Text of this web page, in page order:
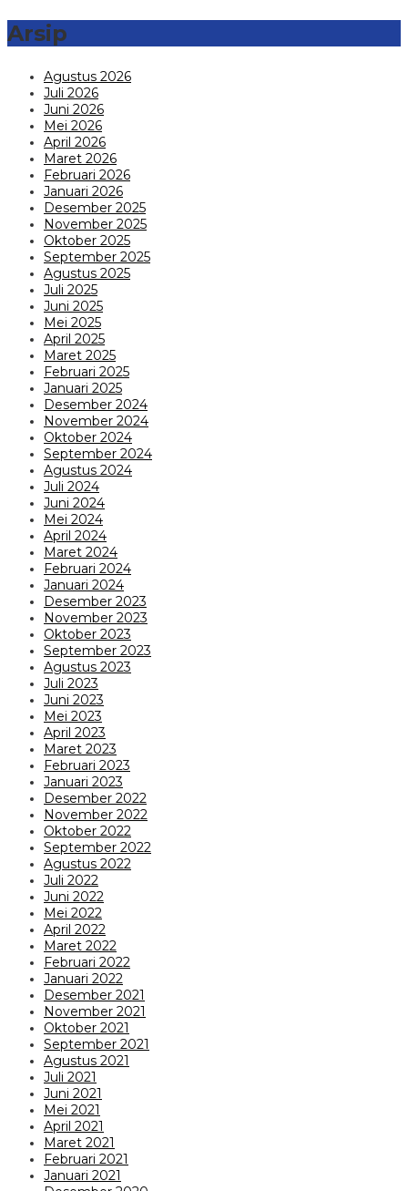
Arsip
Agustus 2026
Juli 2026
Juni 2026
Mei 2026
April 2026
Maret 2026
Februari 2026
Januari 2026
Desember 2025
November 2025
Oktober 2025
September 2025
Agustus 2025
Juli 2025
Juni 2025
Mei 2025
April 2025
Maret 2025
Februari 2025
Januari 2025
Desember 2024
November 2024
Oktober 2024
September 2024
Agustus 2024
Juli 2024
Juni 2024
Mei 2024
April 2024
Maret 2024
Februari 2024
Januari 2024
Desember 2023
November 2023
Oktober 2023
September 2023
Agustus 2023
Juli 2023
Juni 2023
Mei 2023
April 2023
Maret 2023
Februari 2023
Januari 2023
Desember 2022
November 2022
Oktober 2022
September 2022
Agustus 2022
Juli 2022
Juni 2022
Mei 2022
April 2022
Maret 2022
Februari 2022
Januari 2022
Desember 2021
November 2021
Oktober 2021
September 2021
Agustus 2021
Juli 2021
Juni 2021
Mei 2021
April 2021
Maret 2021
Februari 2021
Januari 2021